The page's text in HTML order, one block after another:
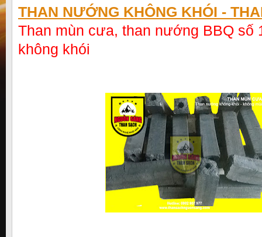
THAN NƯỚNG KHÔNG KHÓI -
Than mùn cưa, than nướng BBQ số
không khói